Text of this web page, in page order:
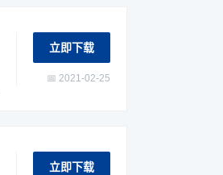
立即下载
📅 2021-02-25
立即下载